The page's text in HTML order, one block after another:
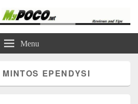
, VPN , Webhosting
Menu
MINTOS EPENDYSI